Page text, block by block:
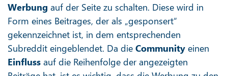
Werbung auf der Seite zu schalten. Diese wird in
Form eines Beitrages, der als „gesponsert“
gekennzeichnet ist, in dem entsprechenden
Subreddit eingeblendet. Da die Community einen
Einfluss auf die Reihenfolge der angezeigten